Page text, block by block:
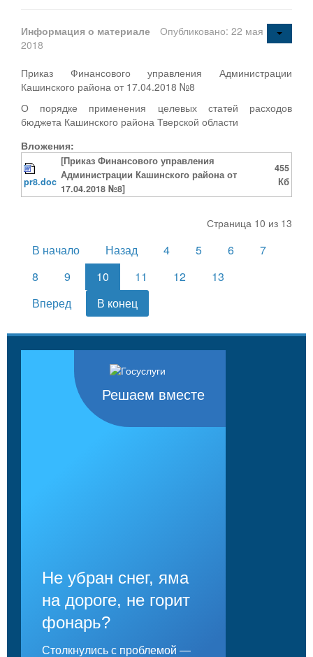
Информация о материале
Опубликовано: 22 мая
2018
Приказ Финансового управления Администрации
Кашинского района от 17.04.2018 №8
О порядке применения целевых статей расходов
бюджета Кашинского района Тверской области
Вложения:
pr8.doc
[Приказ Финансового управления
Администрации Кашинского района от
17.04.2018 №8]
455
Кб
Страница 10 из 13
В начало Назад 4 5 6
7
8
9 10 11 12
13
Вперед
В конец
Решаем вместе
Не убран снег, яма
на дороге, не горит
фонарь?
Столкнулись с проблемой —